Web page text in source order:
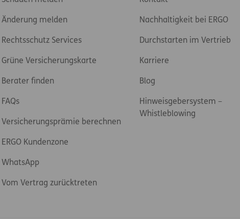
Änderung melden
Rechtsschutz Services
Grüne Versicherungskarte
Berater finden
FAQs
Versicherungsprämie berechnen
ERGO Kundenzone
WhatsApp
Vom Vertrag zurücktreten
Nachhaltigkeit bei ERGO
Durchstarten im Vertrieb
Karriere
Blog
Hinweisgebersystem –
Whistleblowing